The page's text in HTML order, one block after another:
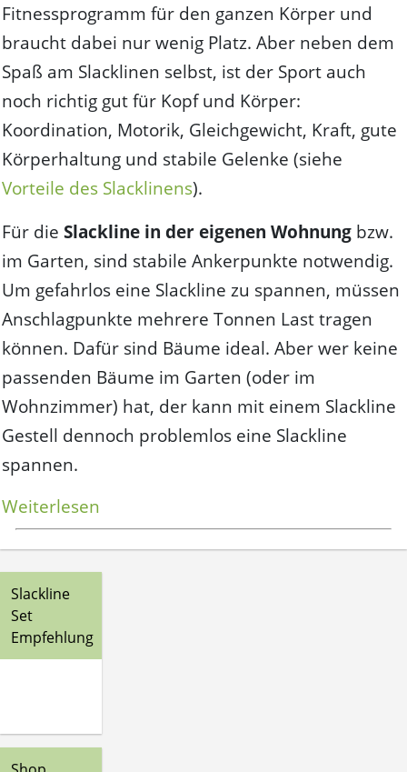
Fitnessprogramm für den ganzen Körper und
braucht dabei nur wenig Platz. Aber neben dem
Spaß am Slacklinen selbst, ist der Sport auch
noch richtig gut für Kopf und Körper:
Koordination, Motorik, Gleichgewicht, Kraft, gute
Körperhaltung und stabile Gelenke (siehe
Vorteile des Slacklinens).
Für die Slackline in der eigenen Wohnung bzw.
im Garten, sind stabile Ankerpunkte notwendig.
Um gefahrlos eine Slackline zu spannen, müssen
Anschlagpunkte mehrere Tonnen Last tragen
können. Dafür sind Bäume ideal. Aber wer keine
passenden Bäume im Garten (oder im
Wohnzimmer) hat, der kann mit einem Slackline
Gestell dennoch problemlos eine Slackline
spannen.
Weiterlesen
Gestell
–
Bäume“
Slackline
Set
Empfehlung